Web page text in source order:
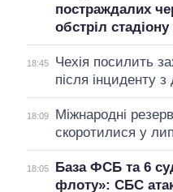
постраждалих
обстріл
18:45
Чехія посилить
після інциденту
18:09
Міжнародні
скоротилися у
18:05
База ФСБ та 6
флоту»: СБС